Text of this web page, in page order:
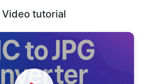
Video tutorial